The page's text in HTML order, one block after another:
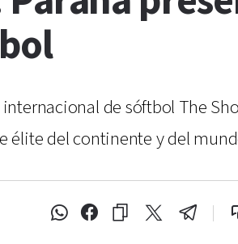
de sóftbol The
del continente y del